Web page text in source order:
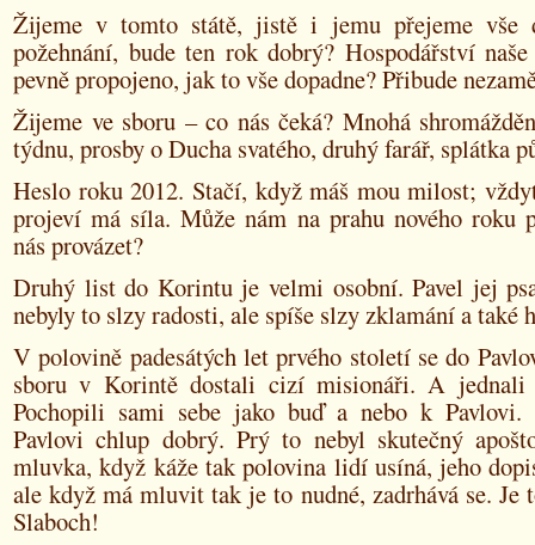
Žijeme v tomto státě, jistě i jemu přejeme vše
požehnání, bude ten rok dobrý? Hospodářství
pevně propojeno, jak to vše dopadne? Přibude
Žijeme ve sboru – co nás čeká? Mnohá
týdnu, prosby o Ducha svatého, druhý farář, splátka
Heslo roku 2012. Stačí, když máš mou milost;
projeví má síla. Může nám na prahu nového roku
nás provázet?
Druhý list do Korintu je velmi osobní. Pavel jej
nebyly to slzy radosti, ale spíše slzy zklamání a také
V polovině padesátých let prvého století se do
sboru v Korintě dostali cizí misionáři. A jednali
Pochopili sami sebe jako buď a nebo k Pavlovi.
Pavlovi chlup dobrý. Prý to nebyl skutečný
mluvka, když káže tak polovina lidí usíná, jeho
ale když má mluvit tak je to nudné, zadrhává se. Je
Slaboch!